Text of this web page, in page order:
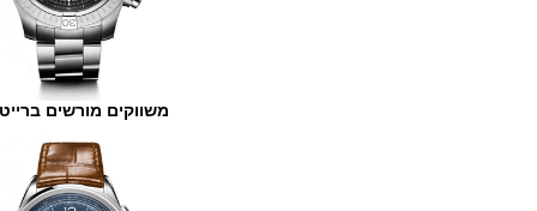
משווקים מורשים ברייטלינג